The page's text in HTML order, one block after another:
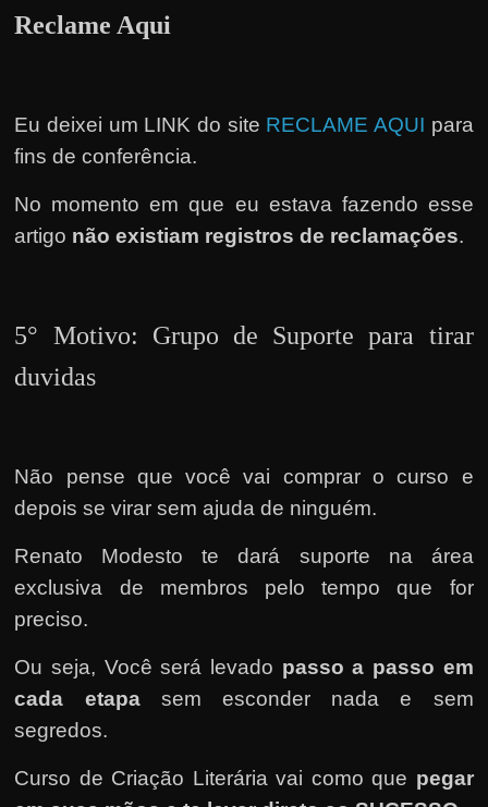
Reclame Aqui
Eu deixei um LINK do site RECLAME AQUI para
fins de conferência.
No momento em que eu estava fazendo esse
artigo não existiam registros de reclamações.
5° Motivo: Grupo de Suporte para tirar
duvidas
Não pense que você vai comprar o curso e
depois se virar sem ajuda de ninguém.
Renato Modesto te dará suporte na área
exclusiva de membros pelo tempo que for
preciso.
Ou seja, Você será levado passo a passo em
cada etapa sem esconder nada e sem
segredos.
Curso de Criação Literária vai como que pegar